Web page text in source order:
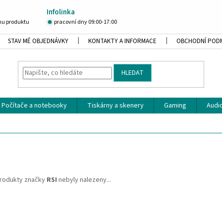
Infolinka
produktu pracovní dny 09:00-17:00
STAV MÉ OBJEDNÁVKY KONTAKTY A INFORMACE OBCHODNÍ
HLEDAT
Počítače a notebooky Tiskárny a skenery Gaming
značky RSI nebyly nalezeny...